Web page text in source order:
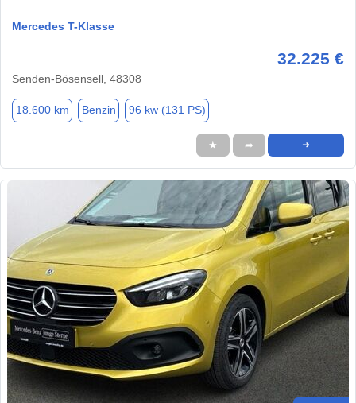
Mercedes T-Klasse
32.225 €
Senden-Bösensell, 48308
18.600 km Benzin 96 kw (131 PS)
★ ➦ ➜